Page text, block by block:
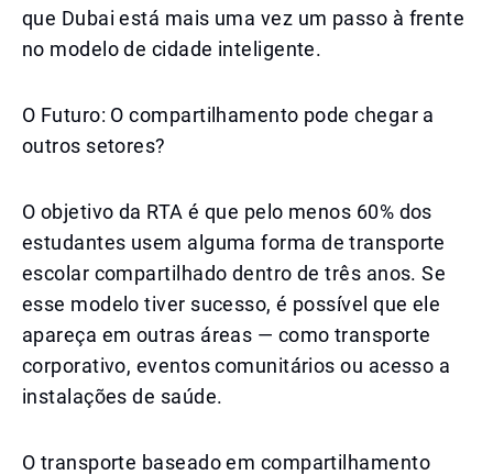
que Dubai está mais uma vez um passo à frente
no modelo de cidade inteligente.
O Futuro: O compartilhamento pode chegar a
outros setores?
O objetivo da RTA é que pelo menos 60% dos
estudantes usem alguma forma de transporte
escolar compartilhado dentro de três anos. Se
esse modelo tiver sucesso, é possível que ele
apareça em outras áreas — como transporte
corporativo, eventos comunitários ou acesso a
instalações de saúde.
O transporte baseado em compartilhamento